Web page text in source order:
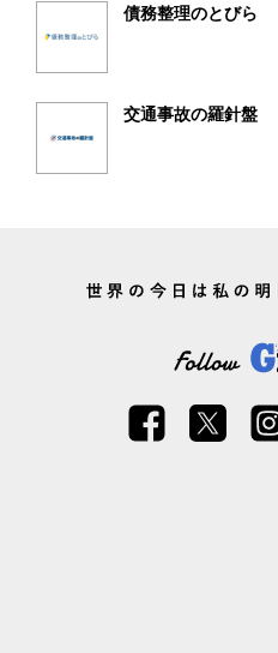
債務整理のとびら
交通事故の羅針盤